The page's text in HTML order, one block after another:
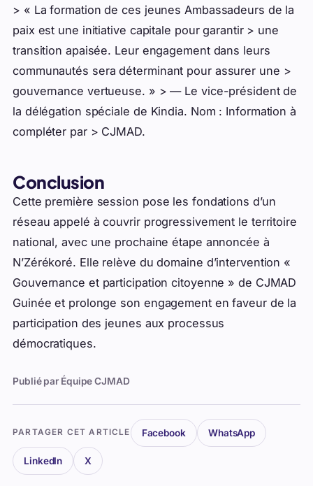
> « La formation de ces jeunes Ambassadeurs de la
paix est une initiative capitale pour garantir > une
transition apaisée. Leur engagement dans leurs
communautés sera déterminant pour assurer une >
gouvernance vertueuse. » > — Le vice-président de
la délégation spéciale de Kindia. Nom : Information à
compléter par > CJMAD.
Conclusion
Cette première session pose les fondations d’un
réseau appelé à couvrir progressivement le territoire
national, avec une prochaine étape annoncée à
N’Zérékoré. Elle relève du domaine d’intervention «
Gouvernance et participation citoyenne » de CJMAD
Guinée et prolonge son engagement en faveur de la
participation des jeunes aux processus
démocratiques.
Publié par Équipe CJMAD
PARTAGER CET ARTICLE Facebook WhatsApp
LinkedIn X